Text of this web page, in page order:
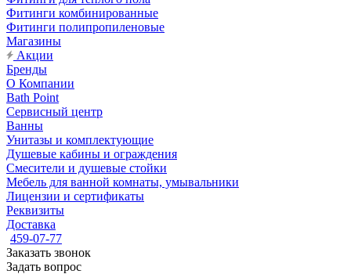
Фитинги комбинированные
Фитинги полипропиленовые
Магазины
Акции
Бренды
О Компании
Bath Point
Сервисный центр
Ванны
Унитазы и комплектующие
Душевые кабины и ограждения
Смесители и душевые стойки
Мебель для ванной комнаты, умывальники
Лицензии и сертификаты
Реквизиты
Доставка
459-07-77
Заказать звонок
Задать вопрос